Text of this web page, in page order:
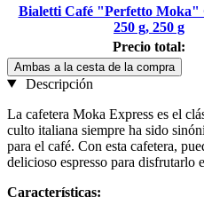
Bialetti Café "Perfetto Moka"
250 g, 250 g
Precio total:
Ambas a la cesta de la compra
Descripción
La cafetera Moka Express es el
culto italiana siempre ha sido
para el café. Con esta cafetera,
delicioso espresso para disfrutarlo
Características: